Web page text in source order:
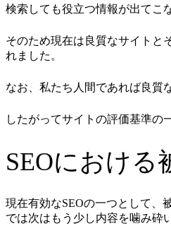
検索しても役立つ情報が出てこ
そのため現在は良質なサイトと
れました。
なお、私たち人間であれば良質
したがってサイトの評価基準の
SEOにおける
現在有効なSEOの一つとして、
では次はもう少し内容を噛み砕